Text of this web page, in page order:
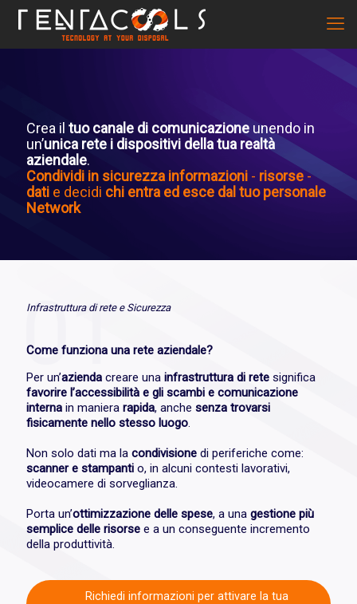
Crea il tuo canale di comunicazione unendo in
un’unica rete i dispositivi della tua realtà
aziendale.
Condividi in sicurezza informazioni - risorse-
dati e decidi chi entra ed esce dal tuo personale
Network
Infrastruttura di rete e Sicurezza
Come funziona una rete aziendale?
Per un’azienda creare una infrastruttura di rete significa
favorire l’accessibilità e gli scambi e comunicazione
interna in maniera rapida, anche senza trovarsi
fisicamente nello stesso luogo.
Non solo dati ma la condivisione di periferiche come:
scanner e stampanti o, in alcuni contesti lavorativi,
videocamere di sorveglianza.
Porta un’ottimizzazione delle spese, a una gestione più
semplice delle risorse e a un conseguente incremento
della produttività.
Richiedi informazioni per attivare la tua